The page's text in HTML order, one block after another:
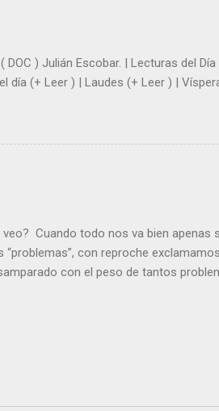
DOC ) Julián Escobar. | Lecturas del
día (+ Leer ) | Laudes (+ Leer ) |
veo? Cuando todo nos va bien apenas
con reproche
con el peso de tantos
gozas de la vida. ¿Cómo puedes
que Cristo te ha acariciado con su